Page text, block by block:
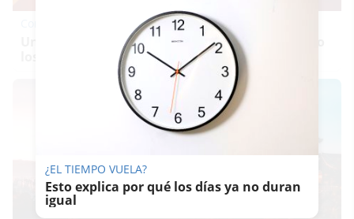
Un verdadero MMORPG de la vieja escuela ¡Cómo
los de antes, pero mejor!
¿EL TIEMPO VUELA?
Esto explica por qué los días ya no duran
igual